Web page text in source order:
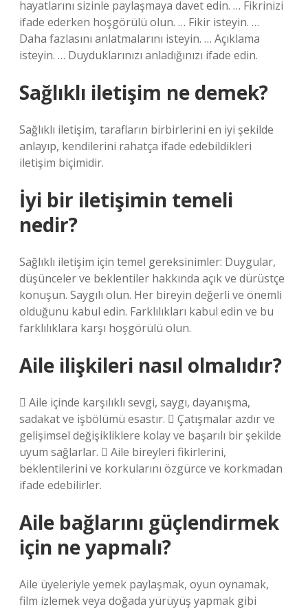
hayatlarını sizinle paylaşmaya davet edin. … Fikrinizi
ifade ederken hoşgörülü olun. … Fikir isteyin. …
Daha fazlasını anlatmalarını isteyin. … Açıklama
isteyin. … Duyduklarınızı anladığınızı ifade edin.
Sağlıklı iletişim ne demek?
Sağlıklı iletişim, tarafların birbirlerini en iyi şekilde
anlayıp, kendilerini rahatça ifade edebildikleri
iletişim biçimidir.
İyi bir iletişimin temeli
nedir?
Sağlıklı iletişim için temel gereksinimler: Duygular,
düşünceler ve beklentiler hakkında açık ve dürüstçe
konuşun. Saygılı olun. Her bireyin değerli ve önemli
olduğunu kabul edin. Farklılıkları kabul edin ve bu
farklılıklara karşı hoşgörülü olun.
Aile ilişkileri nasıl olmalıdır?
 Aile içinde karşılıklı sevgi, saygı, dayanışma,
sadakat ve işbölümü esastır.  Çatışmalar azdır ve
gelişimsel değişikliklere kolay ve başarılı bir şekilde
uyum sağlarlar.  Aile bireyleri fikirlerini,
beklentilerini ve korkularını özgürce ve korkmadan
ifade edebilirler.
Aile bağlarını güçlendirmek
için ne yapmalı?
Aile üyeleriyle yemek paylaşmak, oyun oynamak,
film izlemek veya doğada yürüyüş yapmak gibi